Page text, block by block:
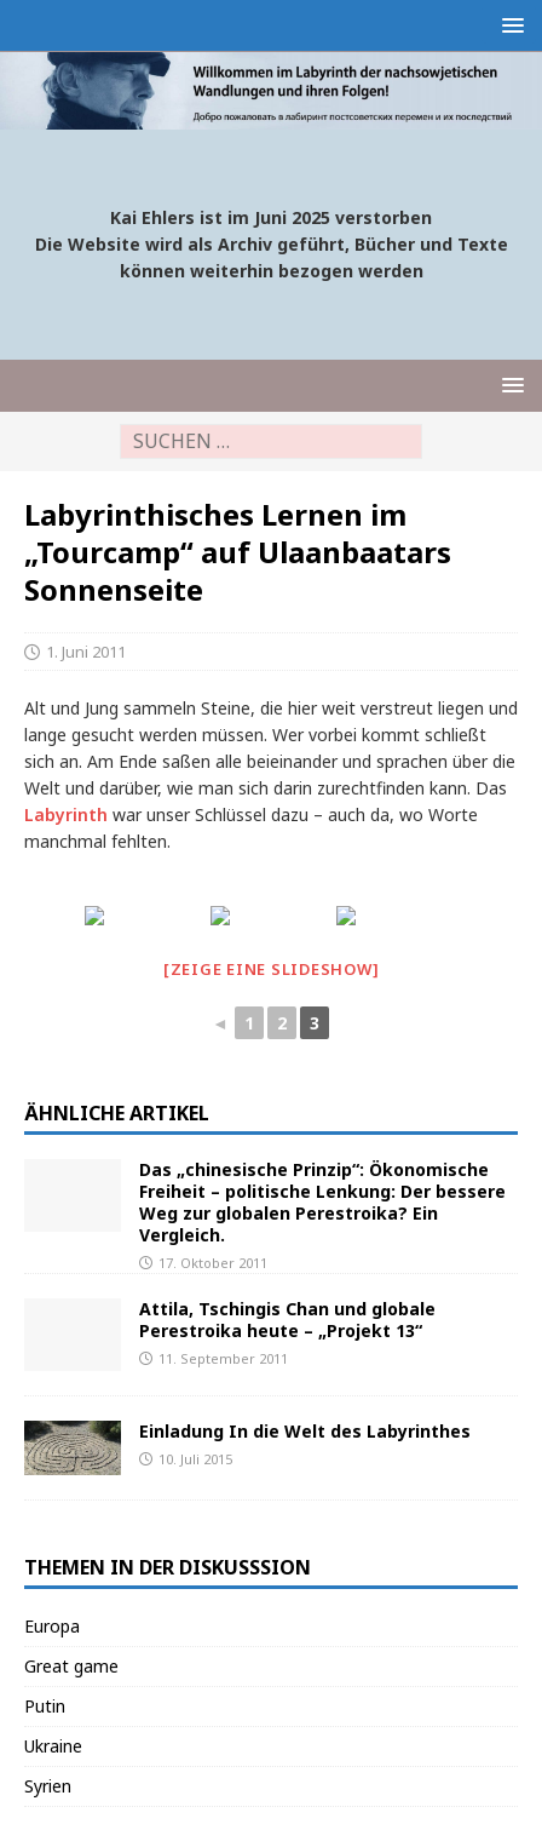
Kai Ehlers ist im Juni 2025 verstorben
Die Website wird als Archiv geführt, Bücher und Texte
können weiterhin bezogen werden
Labyrinthisches Lernen im
„Tourcamp“ auf Ulaanbaatars
Sonnenseite
1. Juni 2011
Alt und Jung sammeln Steine, die hier weit verstreut liegen und
lange gesucht werden müssen. Wer vorbei kommt schließt
sich an. Am Ende saßen alle beieinander und sprachen über die
Welt und darüber, wie man sich darin zurechtfinden kann. Das
Labyrinth war unser Schlüssel dazu – auch da, wo Worte
manchmal fehlten.
[ZEIGE EINE SLIDESHOW]
◄ 1 2 3
ÄHNLICHE ARTIKEL
Das „chinesische Prinzip“: Ökonomische
Freiheit – politische Lenkung: Der bessere
Weg zur globalen Perestroika? Ein
Vergleich.
17. Oktober 2011
Attila, Tschingis Chan und globale
Perestroika heute – „Projekt 13“
11. September 2011
Einladung In die Welt des Labyrinthes
10. Juli 2015
THEMEN IN DER DISKUSSSION
Europa
Great game
Putin
Ukraine
Syrien